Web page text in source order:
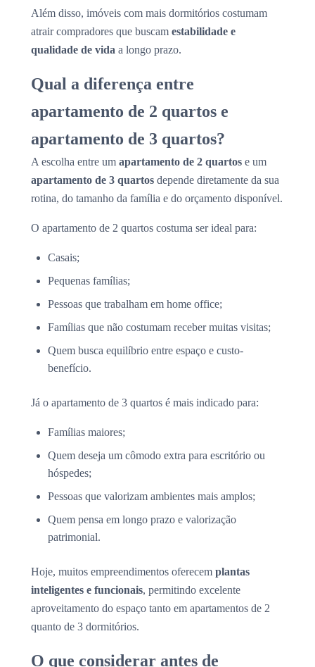
Além disso, imóveis com mais dormitórios costumam
atrair compradores que buscam estabilidade e
qualidade de vida a longo prazo.
Qual a diferença entre
apartamento de 2 quartos e
apartamento de 3 quartos?
A escolha entre um apartamento de 2 quartos e um
apartamento de 3 quartos depende diretamente da sua
rotina, do tamanho da família e do orçamento disponível.
O apartamento de 2 quartos costuma ser ideal para:
Casais;
Pequenas famílias;
Pessoas que trabalham em home office;
Famílias que não costumam receber muitas visitas;
Quem busca equilíbrio entre espaço e custo-
benefício.
Já o apartamento de 3 quartos é mais indicado para:
Famílias maiores;
Quem deseja um cômodo extra para escritório ou
hóspedes;
Pessoas que valorizam ambientes mais amplos;
Quem pensa em longo prazo e valorização
patrimonial.
Hoje, muitos empreendimentos oferecem plantas
inteligentes e funcionais, permitindo excelente
aproveitamento do espaço tanto em apartamentos de 2
quanto de 3 dormitórios.
O que considerar antes de